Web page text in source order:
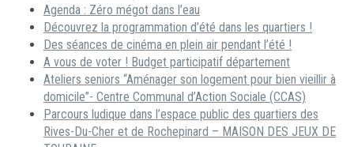
Agenda : Zéro mégot dans l’eau
Découvrez la programmation d’été dans les quartiers !
Des séances de cinéma en plein air pendant l’été !
A vous de voter ! Budget participatif département
Ateliers seniors “Aménager son logement pour bien vieillir à
domicile”- Centre Communal d’Action Sociale (CCAS)
Parcours ludique dans l’espace public des quartiers des
Rives-Du-Cher et de Rochepinard – MAISON DES JEUX DE